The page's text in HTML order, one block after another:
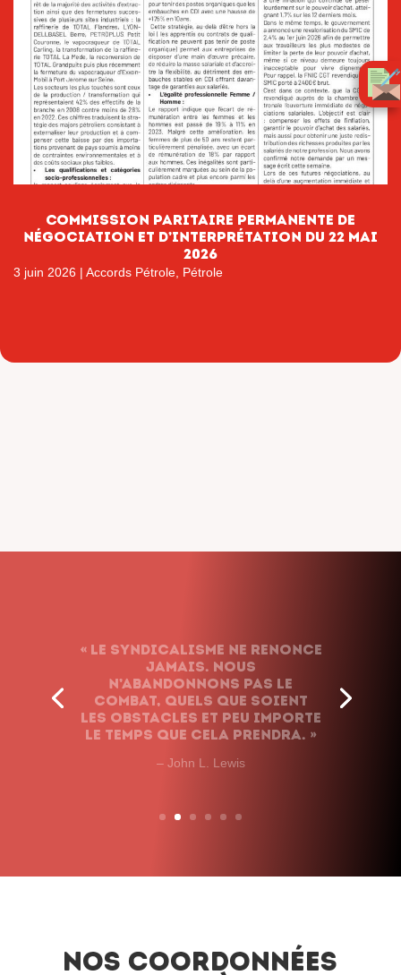
Commission paritaire permanente de
négociation et d’interprétation du 22 mai
2026
3 juin 2026 | Accords Pétrole, Pétrole
jamais. Nous
n’abandonnons pas le
combat, quels que soient
les obstacles et peu importe
le temps que cela prendra. »
Nos coordonnées